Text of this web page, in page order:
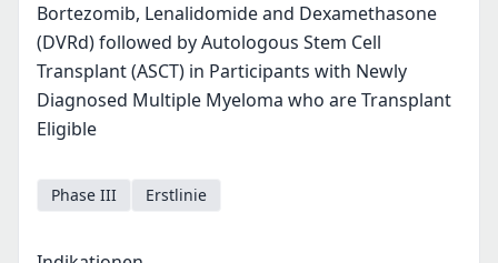
Bortezomib, Lenalidomide and Dexamethasone
(DVRd) followed by Autologous Stem Cell
Transplant (ASCT) in Participants with Newly
Diagnosed Multiple Myeloma who are Transplant
Eligible
Phase III Erstlinie